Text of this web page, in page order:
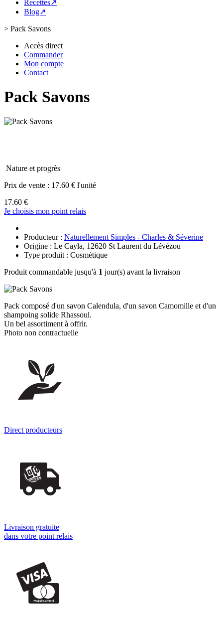
Recettes↗
Blog↗
> Pack Savons
Accès direct
Commander
Mon compte
Contact
Pack Savons
Nature et progrès
Prix de vente : 17.60 € l'unité
17.60 €
Je choisis mon point relais
Producteur : Naturellement Simples - Charles & Séverine
Origine : Le Cayla, 12620 St Laurent du Lévézou
Type produit : Cosmétique
Produit commandable jusqu'à 1 jour(s) avant la livraison
Pack composé d'un savon Calendula, d'un savon Camomille et d'un
shampoing solide Rhassoul.
Un bel assortiment à offrir.
Photo non contractuelle
Direct producteurs
Livraison gratuite
dans votre point relais